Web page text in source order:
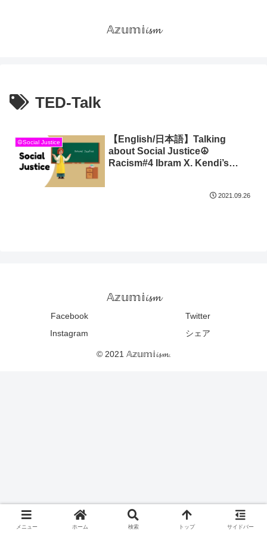
𝔸𝕫𝕦𝕞𝕚𝓲𝓼𝓶
TED-Talk
☮Social Justice
【English/日本語】Talking
about Social Justice☮
Racism#4 Ibram X. Kendi’s
2021.09.26
𝔸𝕫𝕦𝕞𝕚𝓲𝓼𝓶
Facebook
Twitter
Instagram
シェア
© 2021 𝔸𝕫𝕦𝕞𝕚𝓲𝓼𝓶.
メニュー ホーム 検索 トップ サイドバー